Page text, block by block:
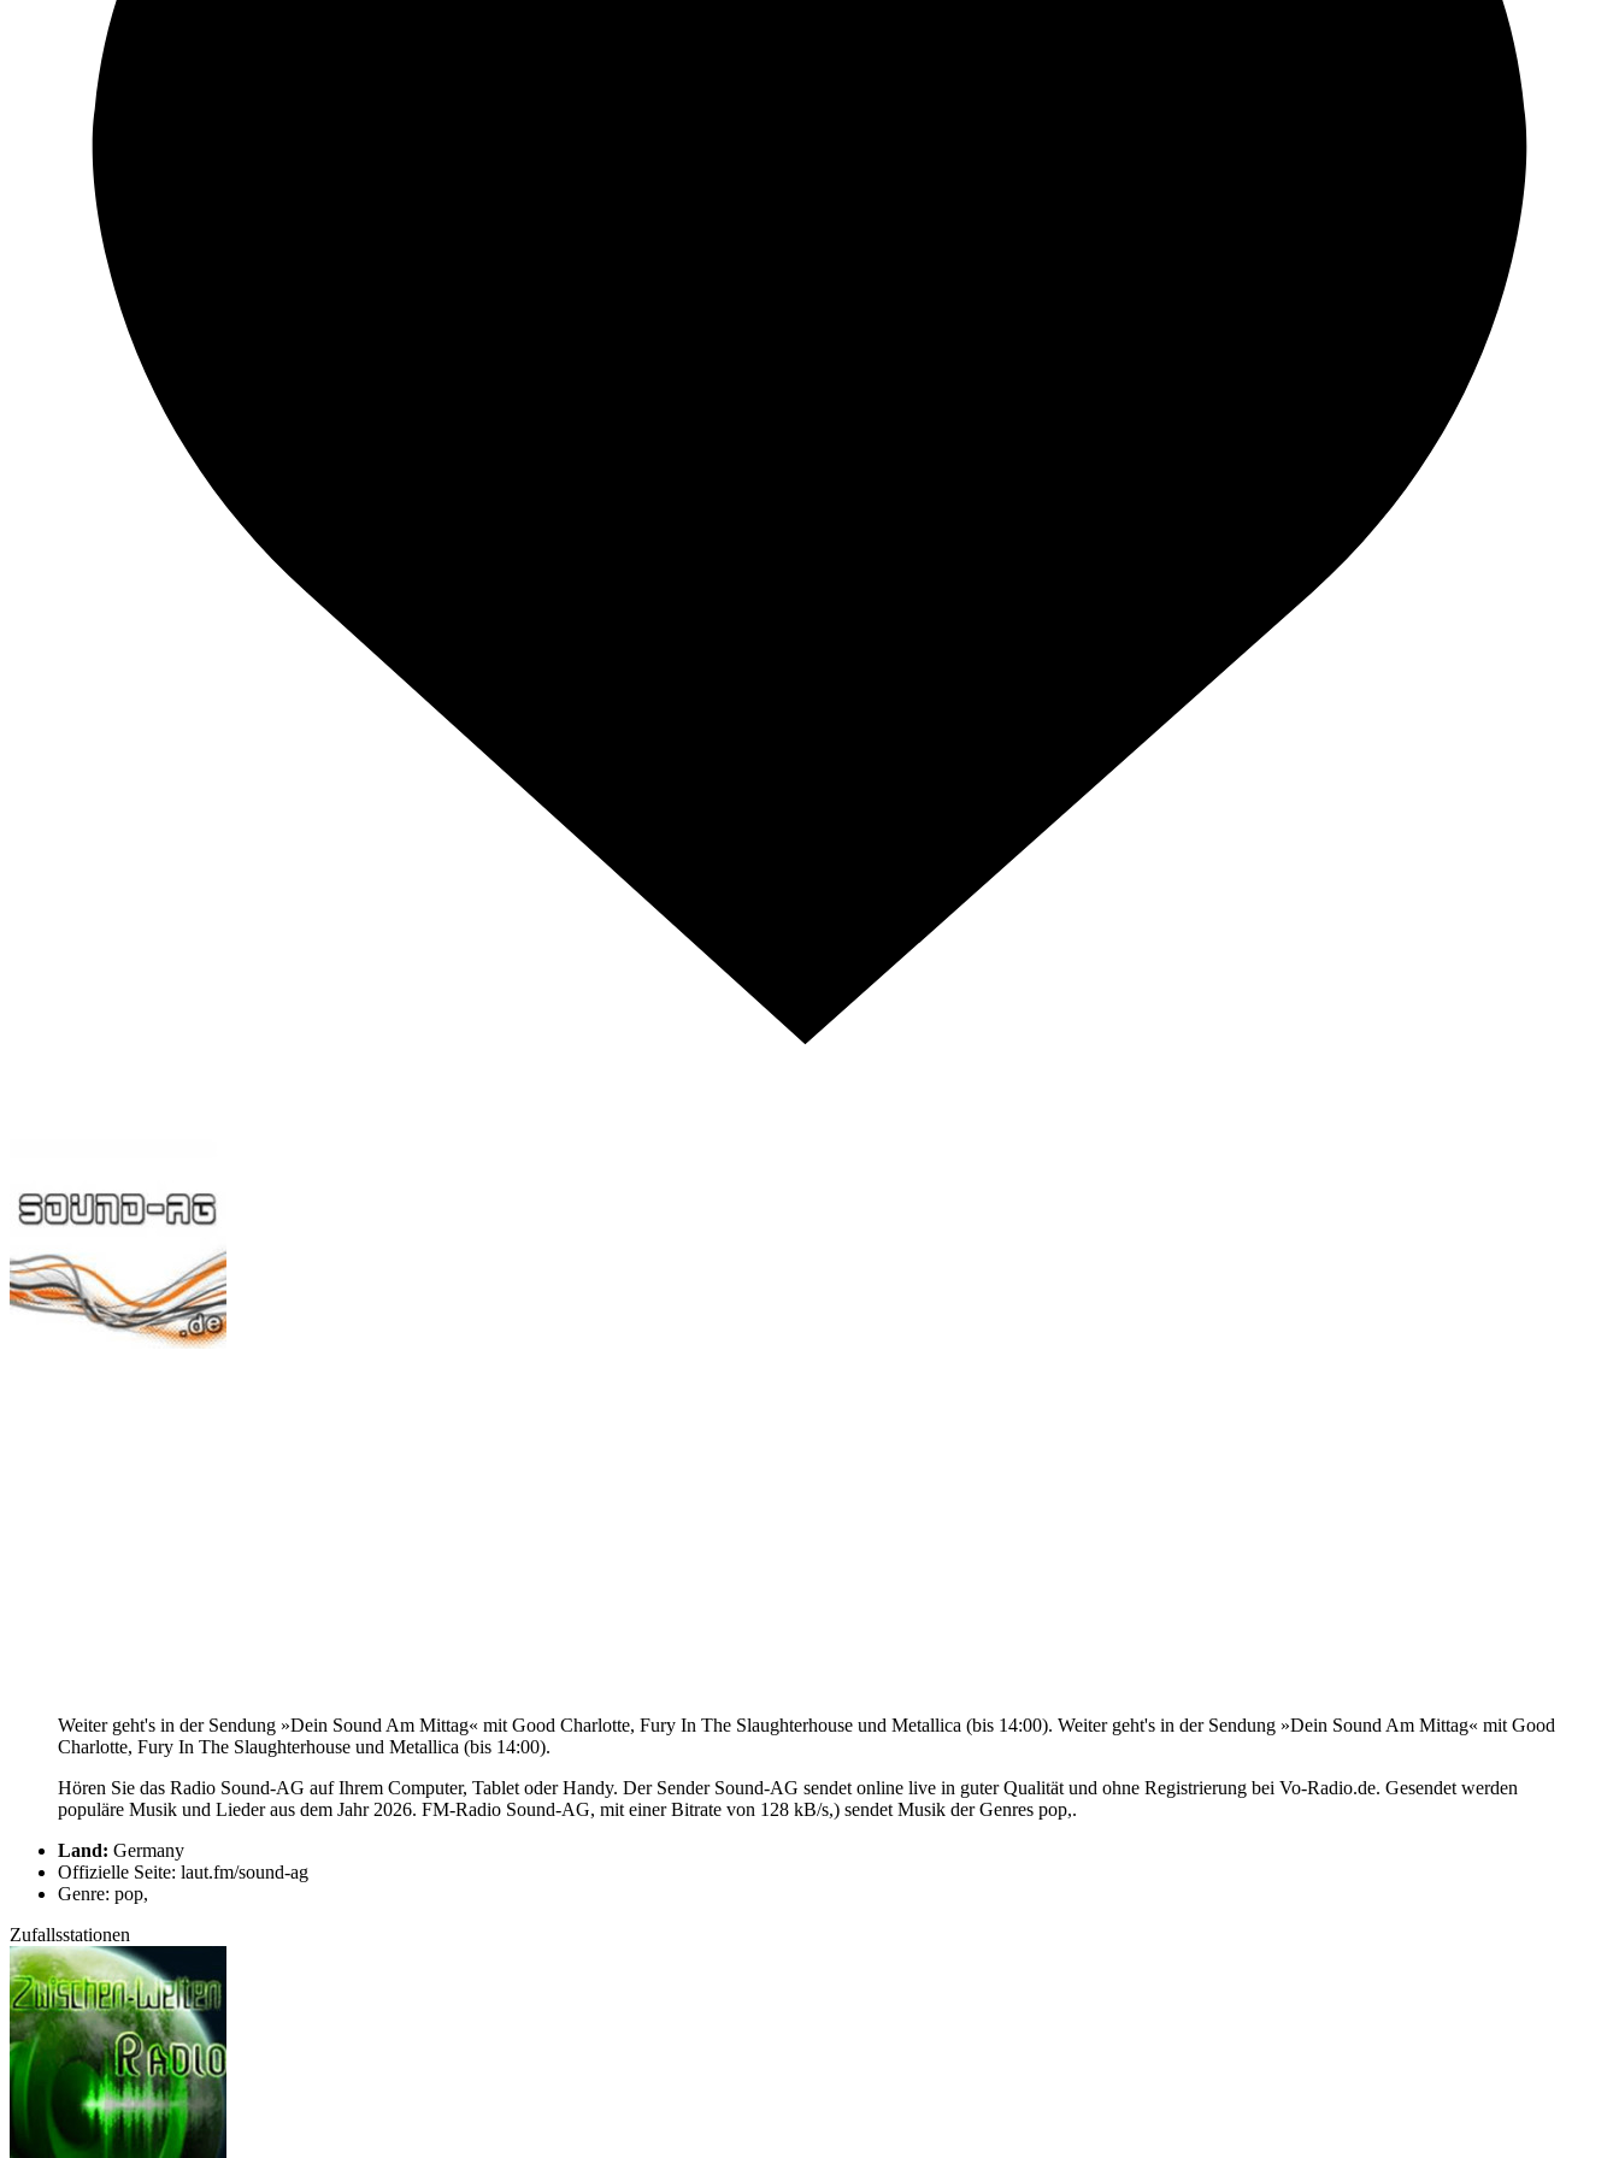
Weiter geht's in der Sendung »Dein Sound Am Mittag« mit Good Charlotte, Fury In The Slaughterhouse und Metallica (bis 14:00). Weiter geht's in der Sendung »Dein Sound Am Mittag« mit Good
Charlotte, Fury In The Slaughterhouse und Metallica (bis 14:00).
Hören Sie das Radio Sound-AG auf Ihrem Computer, Tablet oder Handy. Der Sender Sound-AG sendet online live in guter Qualität und ohne Registrierung bei Vo-Radio.de. Gesendet werden
populäre Musik und Lieder aus dem Jahr 2026. FM-Radio Sound-AG, mit einer Bitrate von 128 kB/s,) sendet Musik der Genres pop,.
Land: Germany
Offizielle Seite: laut.fm/sound-ag
Genre: pop,
Zufallsstationen